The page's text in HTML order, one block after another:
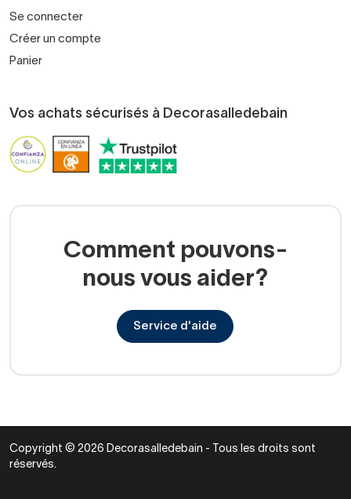
Se connecter
Créer un compte
Panier
Vos achats sécurisés à Decorasalledebain
Comment pouvons-
nous vous aider?
Service d'aide
Copyright © 2026 Decorasalledebain - Tous les droits sont
réservés.